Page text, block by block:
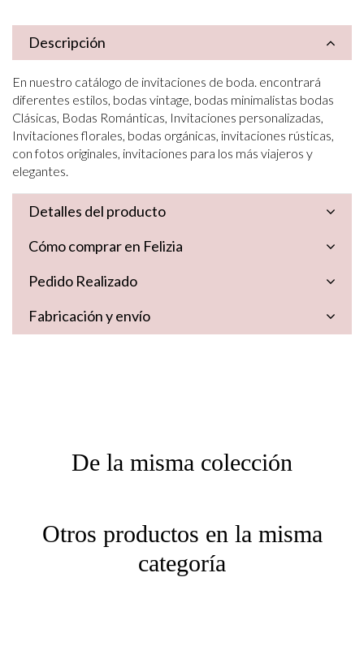
Descripción
En nuestro catálogo de invitaciones de boda. encontrará
diferentes estilos, bodas vintage, bodas minimalistas bodas
Clásicas, Bodas Románticas, Invitaciones personalizadas,
Invitaciones florales, bodas orgánicas, invitaciones rústicas,
con fotos originales, invitaciones para los más viajeros y
elegantes.
Detalles del producto
Cómo comprar en Felizia
Pedido Realizado
Fabricación y envío
De la misma colección
Otros productos en la misma
categoría